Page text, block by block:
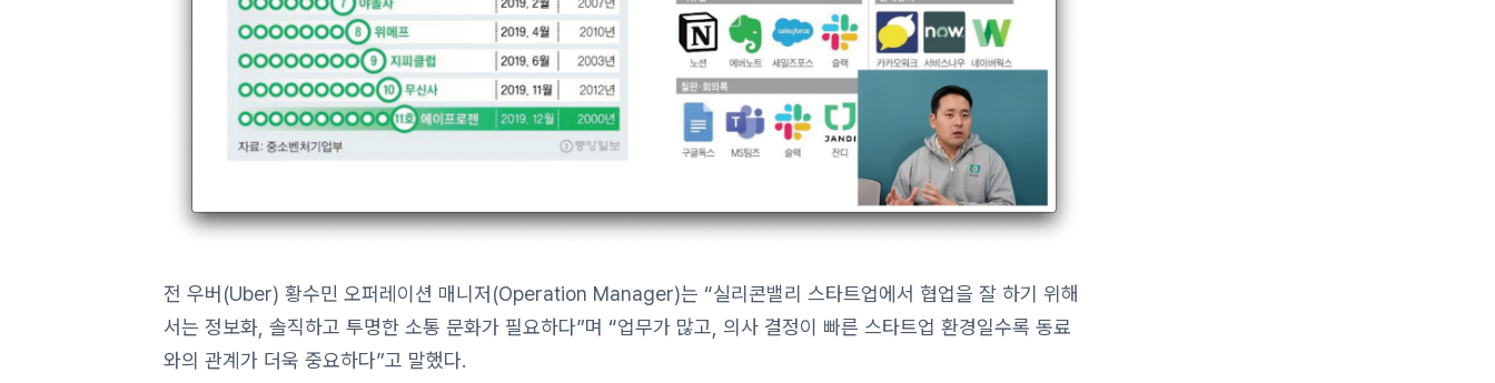
전 우버(Uber) 황수민 오퍼레이션 매니저(Operation Manager)는 “실리콘밸리 스타트업에서 협업을 잘 하기 위해
서는 정보화, 솔직하고 투명한 소통 문화가 필요하다”며 “업무가 많고, 의사 결정이 빠른 스타트업 환경일수록 동료
와의 관계가 더욱 중요하다”고 말했다.